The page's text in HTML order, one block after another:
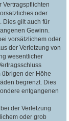
Vertragspflichten
oder
Dies gilt auch für
Gewinn.
vorsätzlichem oder
der Verletzung von
wesentlicher
der Höhe
begrenzt. Dies
entgangenen
der Verletzung
oder grob